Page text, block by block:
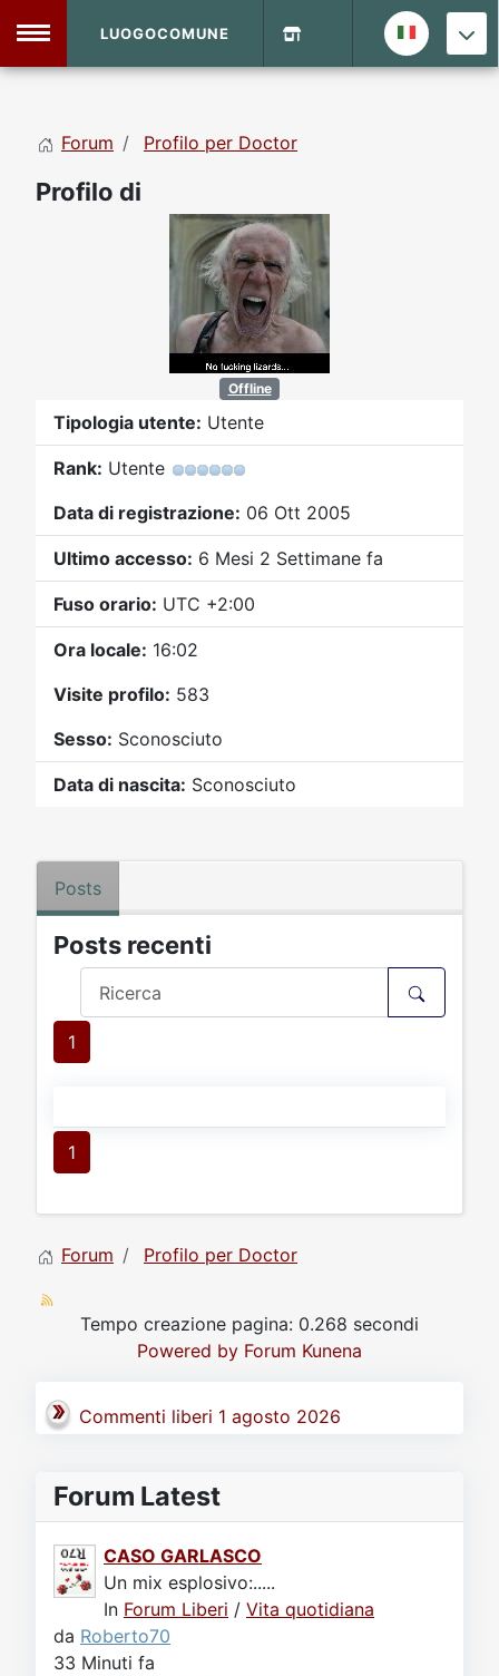
Forum
LUOGOCOMUNE
Forum Profilo per Doctor
Profilo di
Offline
Tipologia utente: Utente
Rank: Utente
Data di registrazione: 06 Ott 2005
Ultimo accesso: 6 Mesi 2 Settimane fa
Fuso orario: UTC +2:00
Ora locale: 16:02
Visite profilo: 583
Sesso: Sconosciuto
Data di nascita: Sconosciuto
Posts
Posts recenti
1
1
Forum Profilo per Doctor
Tempo creazione pagina: 0.268 secondi
Powered by Forum Kunena
Commenti liberi 1 agosto 2026
Forum Latest
CASO GARLASCO
Un mix esplosivo:.....
In Forum Liberi / Vita quotidiana
da Roberto70
33 Minuti fa